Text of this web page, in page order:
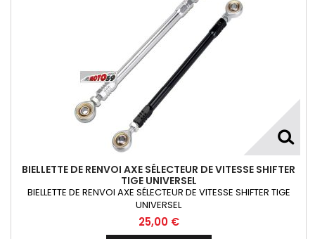
BIELLETTE DE RENVOI AXE SÉLECTEUR DE VITESSE SHIFTER
TIGE UNIVERSEL
BIELLETTE DE RENVOI AXE SÉLECTEUR DE VITESSE SHIFTER TIGE
UNIVERSEL
25,00 €